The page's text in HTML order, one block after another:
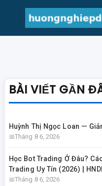
BÀI VIẾT GẦN
Huỳnh Thị Ngọc Loan —
Tháng 8 6, 2026
Học Bot Trading Ở Đâu?
Trading Uy Tín (2026) |
Tháng 8 6, 2026